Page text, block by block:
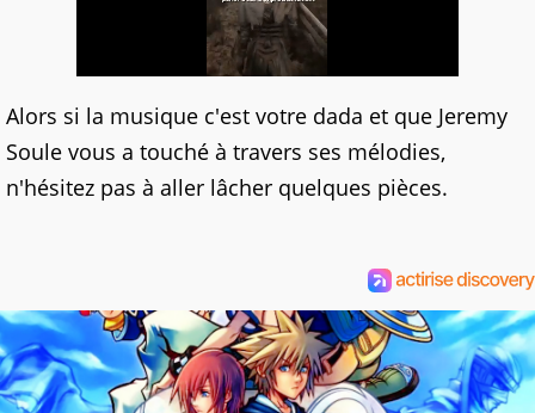
Alors si la musique c'est votre dada et que Jeremy
Soule vous a touché à travers ses mélodies,
n'hésitez pas à aller lâcher quelques pièces.